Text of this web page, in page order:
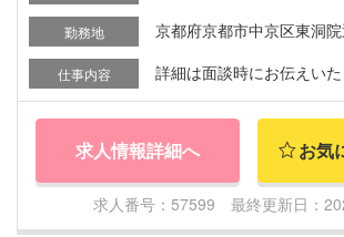
勤務地 京都府京都市中京区東洞
仕事内容 詳細は面談時にお伝えいた
求人情報詳細へ お気
求人番号：57599 最終更新日：